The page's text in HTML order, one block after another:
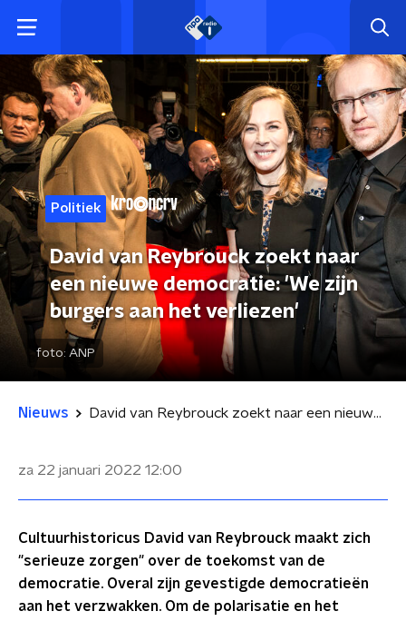
Politiek
David van Reybrouck zoekt naar
een nieuwe democratie: 'We zijn
burgers aan het verliezen'
foto: ANP
Nieuws David van Reybrouck zoekt naar een nieuwe democratie: 'We zijn burgers aan het verliezen'
za 22 januari 2022 12:00
Cultuurhistoricus David van Reybrouck maakt zich
"serieuze zorgen" over de toekomst van de
democratie. Overal zijn gevestigde democratieën
aan het verzwakken. Om de polarisatie en het